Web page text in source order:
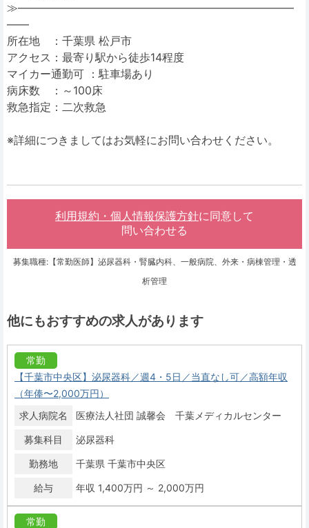
≫―――――――――――――――――――――――――
――
所在地 ：千葉県 松戸市
アクセス：最寄り駅から徒歩14程度
マイカー通勤可 ：駐車場あり
病床数 ：～100床
救急指定：二次救急
※詳細につきましてはお気軽にお問い合わせください。
利用規約・個人情報保護方針に同意して
問い合わせる
募集職種:【常勤医師】泌尿器科・腎臓内科、一般病院、外来・病棟管理・透
析管理
他にもおすすめの求人があります
常勤
【千葉市中央区】泌尿器科／週4・5日／当直なし可／高額年収
（年俸〜2,000万円）
求人病院名
医療法人社団 誠馨会 千葉メディカルセンター
募集科目 泌尿器科
勤務地 千葉県 千葉市中央区
給与 年収 1,400万円 ～ 2,000万円
常勤